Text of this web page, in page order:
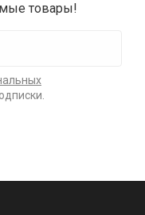
товары!